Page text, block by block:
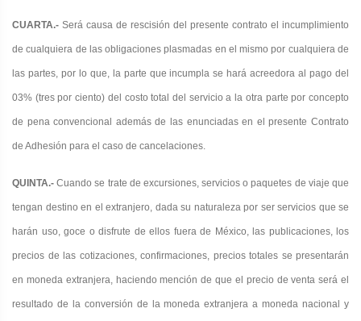
CUARTA.- Será causa de rescisión del presente contrato el incumplimiento
de cualquiera de las obligaciones plasmadas en el mismo por cualquiera de
las partes, por lo que, la parte que incumpla se hará acreedora al pago del
03% (tres por ciento) del costo total del servicio a la otra parte por concepto
de pena convencional además de las enunciadas en el presente Contrato
de Adhesión para el caso de cancelaciones.
QUINTA.-Cuando se trate de excursiones, servicios o paquetes de viaje que
tengan destino en el extranjero, dada su naturaleza por ser servicios que se
harán uso, goce o disfrute de ellos fuera de México, las publicaciones, los
precios de las cotizaciones, confirmaciones, precios totales se presentarán
en moneda extranjera, haciendo mención de que el precio de venta será el
resultado de la conversión de la moneda extranjera a moneda nacional y